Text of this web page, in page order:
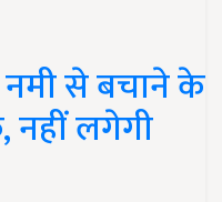
से बचाने के
लगेगी